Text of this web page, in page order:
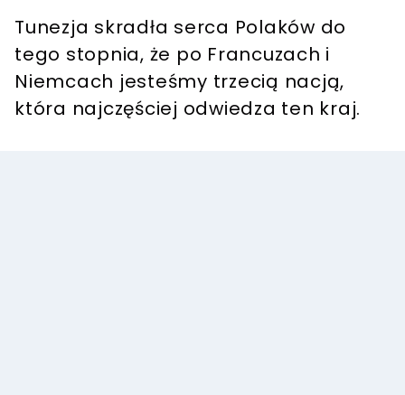
Tunezja skradła serca Polaków do
tego stopnia, że po Francuzach i
Niemcach jesteśmy trzecią nacją,
która najczęściej odwiedza ten kraj.